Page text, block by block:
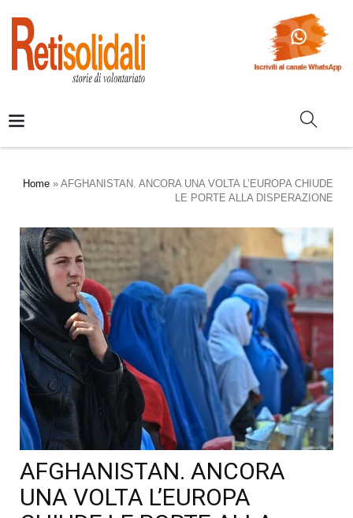
Home » AFGHANISTAN. ANCORA UNA VOLTA L’EUROPA CHIUDE
LE PORTE ALLA DISPERAZIONE
AFGHANISTAN. ANCORA
UNA VOLTA L’EUROPA